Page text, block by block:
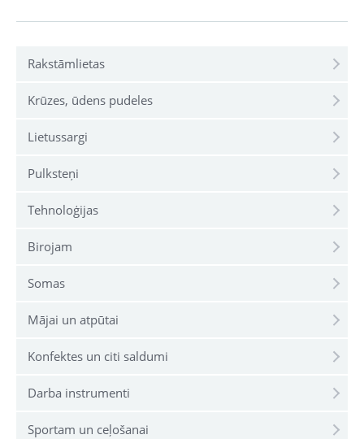
Rakstāmlietas
Krūzes, ūdens pudeles
Lietussargi
Pulksteņi
Tehnoloģijas
Birojam
Somas
Mājai un atpūtai
Konfektes un citi saldumi
Darba instrumenti
Sportam un ceļošanai